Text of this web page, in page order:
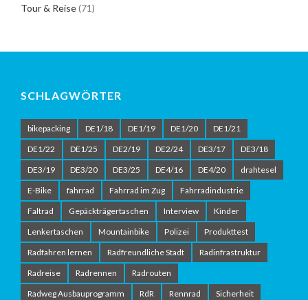
Tour & Reise(71)
SCHLAGWÖRTER
bikepacking DE1/18 DE1/19 DE1/20
DE1/21
DE1/22
DE1/25 DE2/19 DE2/24 DE3/17
DE3/18
DE3/19
DE3/20 DE3/25 DE4/16 DE4/20
drahtesel
E-Bike
fahrrad Fahrrad im Zug
Fahrradindustrie
Faltrad
Gepäckträgertaschen Interview
Kinder
Lenkertaschen
Mountainbike Polizei
Produkttest
Radfahren lernen
Radfreundliche Stadt
Radinfrastruktur
Radreise
Radrennen
Radrouten
Radweg Ausbauprogramm
RdR Rennrad
Sicherheit